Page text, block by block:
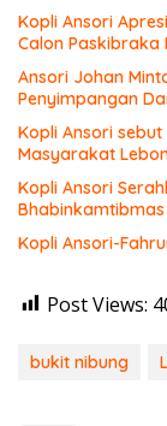
Kopli Ansori
Calon Paskibraka
Ansori Johan
Penyimpangan
Kopli Ansori
Masyarakat
Kopli Ansori
Bhabinkamtibmas
Kopli Ansori-
Post Views:
bukit nibung